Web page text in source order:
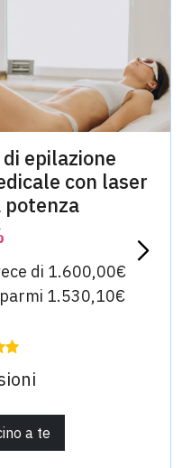
epilazione
con laser
potenza
di 1.600,00€
1.530,10€
a te